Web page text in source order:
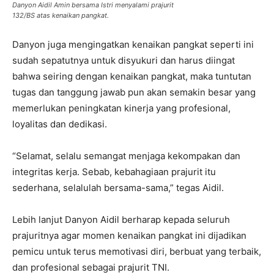
Danyon Aidil Amin bersama Istri menyalami prajurit
132/BS atas kenaikan pangkat.
Danyon juga mengingatkan kenaikan pangkat seperti ini
sudah sepatutnya untuk disyukuri dan harus diingat
bahwa seiring dengan kenaikan pangkat, maka tuntutan
tugas dan tanggung jawab pun akan semakin besar yang
memerlukan peningkatan kinerja yang profesional,
loyalitas dan dedikasi.
“Selamat, selalu semangat menjaga kekompakan dan
integritas kerja. Sebab, kebahagiaan prajurit itu
sederhana, selalulah bersama-sama,” tegas Aidil.
Lebih lanjut Danyon Aidil berharap kepada seluruh
prajuritnya agar momen kenaikan pangkat ini dijadikan
pemicu untuk terus memotivasi diri, berbuat yang terbaik,
dan profesional sebagai prajurit TNI.